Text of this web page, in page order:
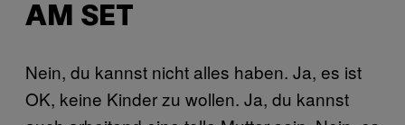
AM SET
Nein, du kannst nicht alles haben. Ja, es ist
OK, keine Kinder zu wollen. Ja, du kannst